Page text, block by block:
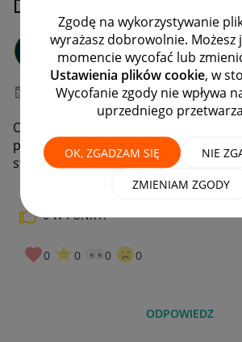
Zgodę na wykorzystywanie
wyrażasz dobrowolnie. Możesz
momencie wycofać lub
Ustawienia plików cookie, w
Wycofanie zgody nie wpływa
uprzedniego
OK, ZGADZAM SIĘ NIE
ZMIENIAM ZGODY
Dostawa paczki do allegro
pawel-w115
#1 Nowicjusz
‎24-01-2025 19:05
Od wczoraj jest status przesyłki "w
potrzebuje na dziś tą przesyłkę , a nie
statusu itd. Allegro Box coś
0W PUNKT!
0 0 0 0
ODPOWIEDZ